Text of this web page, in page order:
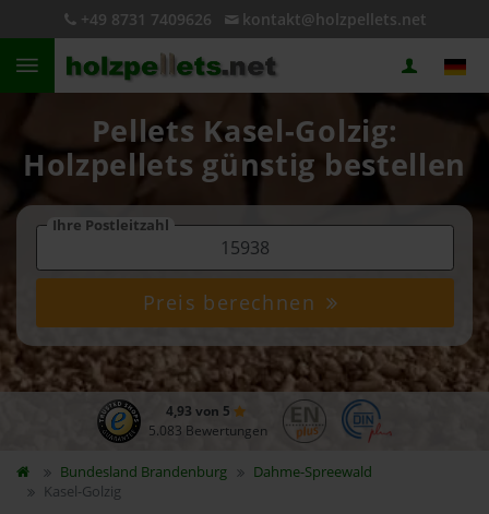
+49 8731 7409626 kontakt@holzpellets.net
Pellets Kasel-Golzig:
Holzpellets günstig bestellen
Ihre Postleitzahl
Preis berechnen
4,93 von 5
5.083 Bewertungen
Bundesland Brandenburg
Dahme-Spreewald
Kasel-Golzig